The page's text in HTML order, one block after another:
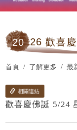
20 26 歡喜
首頁 了解更多 最
相關連結
歡喜慶佛誕 5/24